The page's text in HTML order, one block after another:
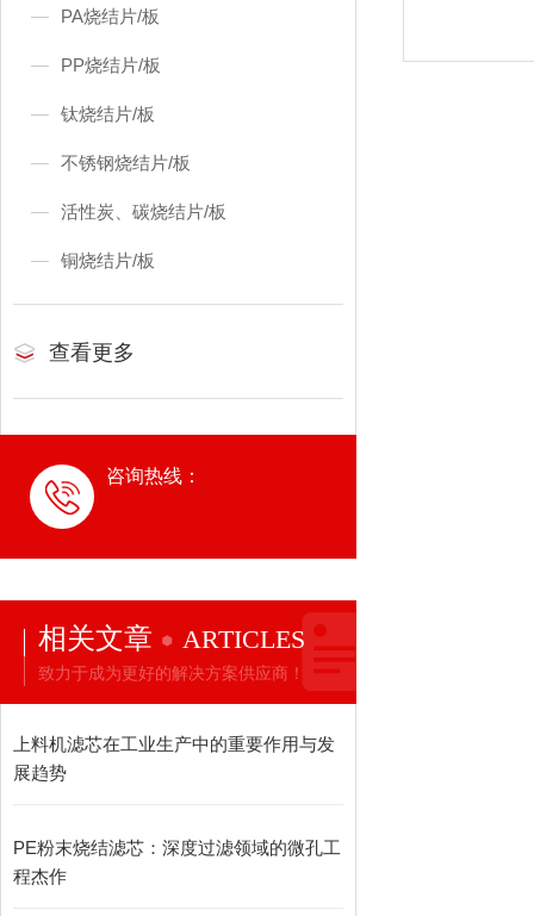
PA烧结片/板
PP烧结片/板
钛烧结片/板
不锈钢烧结片/板
活性炭、碳烧结片/板
铜烧结片/板
查看更多
咨询热线：
相关文章 ARTICLES
致力于成为更好的解决方案供应商！
上料机滤芯在工业生产中的重要作用与发
展趋势
PE粉末烧结滤芯：深度过滤领域的微孔工
程杰作